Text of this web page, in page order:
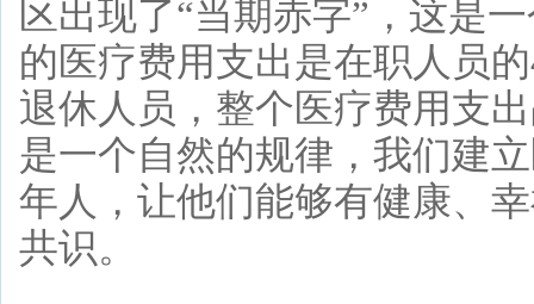
区出现了“当期赤字”，这是
的医疗费用支出是在职人员
退休人员，整个医疗费用支
是一个自然的规律，我们建
年人，让他们能够有健康、
共识。